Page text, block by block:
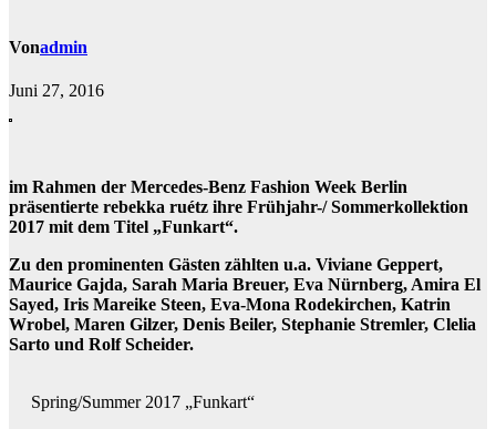
Vonadmin
Juni 27, 2016
im Rahmen der Mercedes-Benz Fashion Week Berlin
präsentierte rebekka ruétz ihre Frühjahr-/ Sommerkollektion
2017 mit dem Titel „Funkart“.
Zu den prominenten Gästen zählten u.a. Viviane Geppert,
Maurice Gajda, Sarah Maria Breuer, Eva Nürnberg, Amira El
Sayed, Iris Mareike Steen, Eva-Mona Rodekirchen, Katrin
Wrobel, Maren Gilzer, Denis Beiler, Stephanie Stremler, Clelia
Sarto und Rolf Scheider.
Spring/Summer 2017 „Funkart“